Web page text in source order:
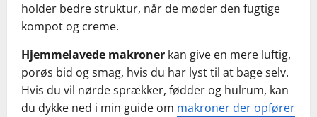
holder bedre struktur, når de møder den fugtige
kompot og creme.
Hjemmelavede makroner kan give en mere luftig,
porøs bid og smag, hvis du har lyst til at bage selv.
Hvis du vil nørde sprækker, fødder og hulrum, kan
du dykke ned i min guide om makroner der opfører